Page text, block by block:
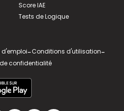
Score IAE
Tests de Logique
d'emploi-Conditions d'utilisation-
confidentialité